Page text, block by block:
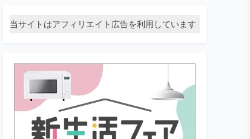
当サイトはアフィリエイト広告を利用しています